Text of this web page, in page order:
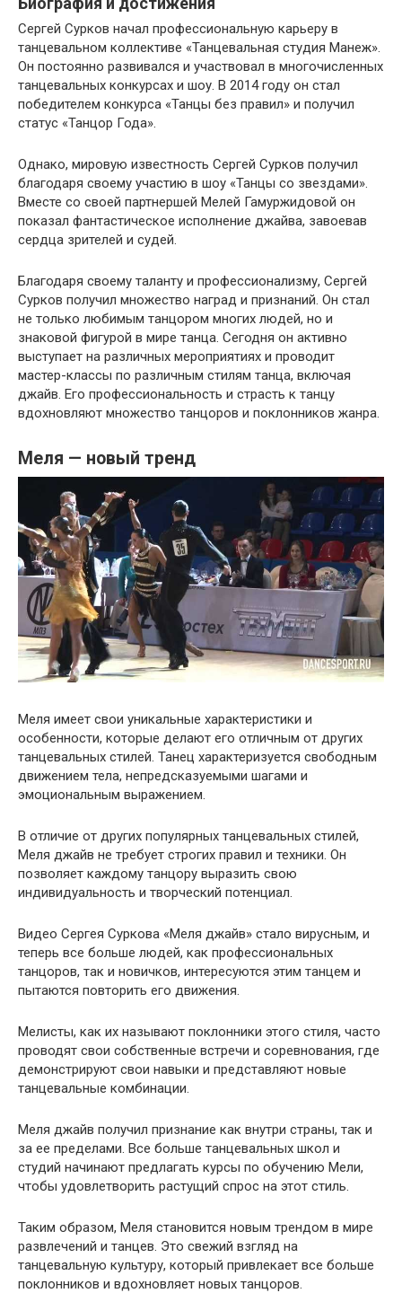
Сергей Сурков начал профессиональную карьеру в
танцевальном коллективе «Танцевальная студия Манеж».
Он постоянно развивался и участвовал в многочисленных
танцевальных конкурсах и шоу. В 2014 году он стал
победителем конкурса «Танцы без правил» и получил
статус «Танцор Года».
Однако, мировую известность Сергей Сурков получил
благодаря своему участию в шоу «Танцы со звездами».
Вместе со своей партнершей Мелей Гамуржидовой он
показал фантастическое исполнение джайва, завоевав
сердца зрителей и судей.
Благодаря своему таланту и профессионализму, Сергей
Сурков получил множество наград и признаний. Он стал
не только любимым танцором многих людей, но и
знаковой фигурой в мире танца. Сегодня он активно
выступает на различных мероприятиях и проводит
мастер-классы по различным стилям танца, включая
джайв. Его профессиональность и страсть к танцу
вдохновляют множество танцоров и поклонников жанра.
Меля — новый тренд
Меля имеет свои уникальные характеристики и
особенности, которые делают его отличным от других
танцевальных стилей. Танец характеризуется свободным
движением тела, непредсказуемыми шагами и
эмоциональным выражением.
В отличие от других популярных танцевальных стилей,
Меля джайв не требует строгих правил и техники. Он
позволяет каждому танцору выразить свою
индивидуальность и творческий потенциал.
Видео Сергея Суркова «Меля джайв» стало вирусным, и
теперь все больше людей, как профессиональных
танцоров, так и новичков, интересуются этим танцем и
пытаются повторить его движения.
Мелисты, как их называют поклонники этого стиля, часто
проводят свои собственные встречи и соревнования, где
демонстрируют свои навыки и представляют новые
танцевальные комбинации.
Меля джайв получил признание как внутри страны, так и
за ее пределами. Все больше танцевальных школ и
студий начинают предлагать курсы по обучению Мели,
чтобы удовлетворить растущий спрос на этот стиль.
Таким образом, Меля становится новым трендом в мире
развлечений и танцев. Это свежий взгляд на
танцевальную культуру, который привлекает все больше
поклонников и вдохновляет новых танцоров.